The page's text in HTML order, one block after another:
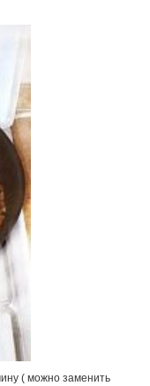
( можно заменить